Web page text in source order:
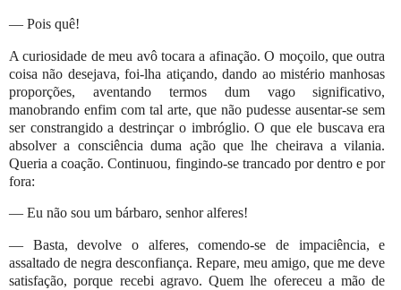
— Pois quê!
A curiosidade de meu avô tocara a afinação. O moçoilo, que outra
coisa não desejava, foi-lha atiçando, dando ao mistério manhosas
proporções, aventando termos dum vago significativo,
manobrando enfim com tal arte, que não pudesse ausentar-se sem
ser constrangido a destrinçar o imbróglio. O que ele buscava era
absolver a consciência duma ação que lhe cheirava a vilania.
Queria a coação. Continuou, fingindo-se trancado por dentro e por
fora:
— Eu não sou um bárbaro, senhor alferes!
— Basta, devolve o alferes, comendo-se de impaciência, e
assaltado de negra desconfiança. Repare, meu amigo, que me deve
satisfação, porque recebi agravo. Quem lhe ofereceu a mão de